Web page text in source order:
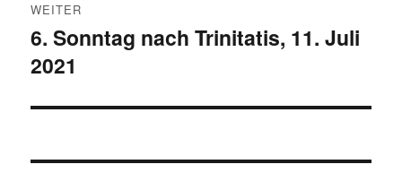
WEITER
Nächster
Beitrag:
6. Sonntag nach Trinitatis, 11. Juli
2021